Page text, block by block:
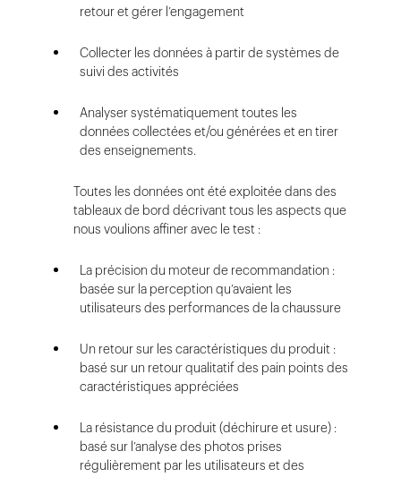
retour et gérer l’engagement
Collecter les données à partir de systèmes de
suivi des activités
Analyser systématiquement toutes les
données collectées et/ou générées et en tirer
des enseignements.
Toutes les données ont été exploitée dans des
tableaux de bord décrivant tous les aspects que
nous voulions affiner avec le test :
La précision du moteur de recommandation :
basée sur la perception qu’avaient les
utilisateurs des performances de la chaussure
Un retour sur les caractéristiques du produit :
basé sur un retour qualitatif des pain points des
caractéristiques appréciées
La résistance du produit (déchirure et usure) :
basé sur l’analyse des photos prises
régulièrement par les utilisateurs et des